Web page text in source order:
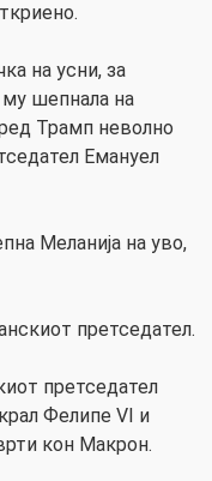
на усни, за
му шепнала на
Трамп неволно
Емануел
Меланија на уво,
претседател.
претседател
Фелипе VI и
кон Макрон.